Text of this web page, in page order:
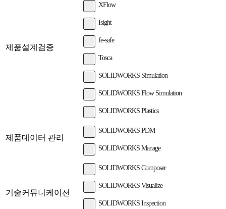
제품설계검증
XFlow
Isight
fe-safe
Tosca
SOLIDWORKS Simulation
SOLIDWORKS Flow Simulation
SOLIDWORKS Plastics
제품데이터 관리
SOLIDWORKS PDM
SOLIDWORKS Manage
기술커뮤니케이션
SOLIDWORKS Composer
SOLIDWORKS Visualize
SOLIDWORKS Inspection